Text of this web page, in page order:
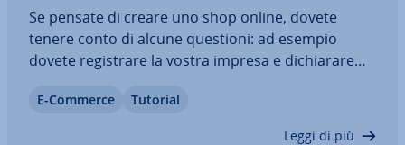
Se pensate di creare uno shop online, dovete
tenere conto di alcune questioni: ad esempio
dovete re­gi­stra­re la vostra impresa e di­chia­ra­re
calcolare i costi. Ma anche la scelta del giusto e-
E-Commerce Tutorial
Leggi di più